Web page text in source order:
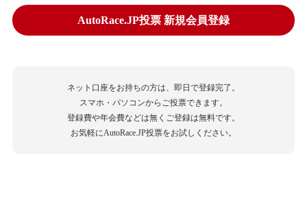
AutoRace.JP投票 新規会員登録
ネット口座をお持ちの方は、即日で登録完了。
スマホ・パソコンからご投票できます。
登録費や年会費などは無くご登録は無料です。
お気軽にAutoRace.JP投票をお試しください。